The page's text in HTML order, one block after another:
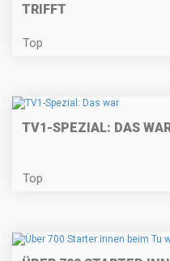
TRIFFT
Top
TV1-SPEZIAL: DAS
Top